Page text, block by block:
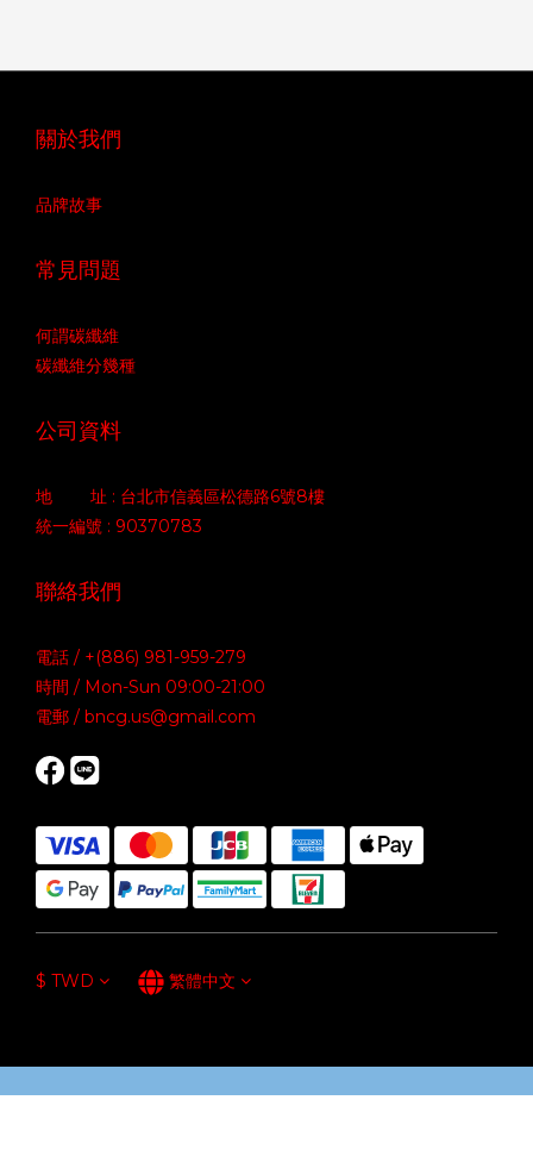
關於我們
品牌故事
常見問題
何謂碳纖維
碳纖維分幾種
公司資料
地 址 : 台北市信義區松德路6號8樓
統一編號 : 90370783
聯絡我們
電話 / +(886) 981-959-279
時間 / Mon-Sun 09:00-21:00
電郵 / bncg.us@gmail.com
$ TWD 繁體中文